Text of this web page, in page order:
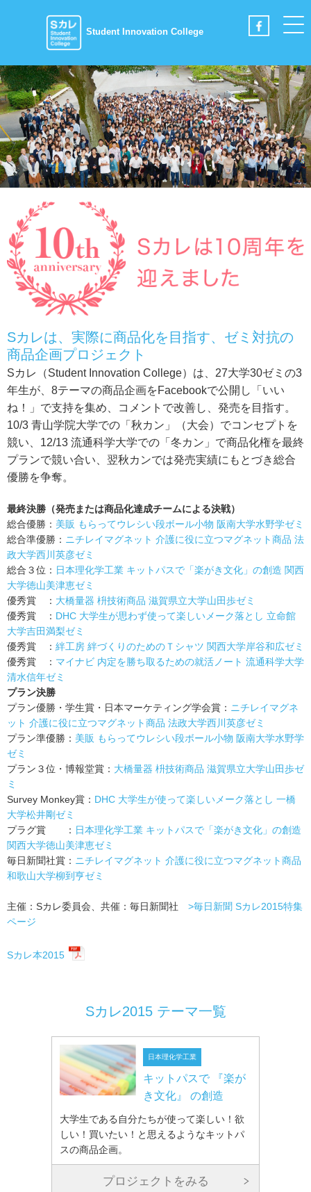
Student Innovation College
Sカレは、実際に商品化を目指す、ゼミ対抗の
商品企画プロジェクト
Sカレ（Student Innovation College）は、27大学30ゼミの3
年生が、8テーマの商品企画をFacebookで公開し「いい
ね！」で支持を集め、コメントで改善し、発売を目指す。
10/3 青山学院大学での「秋カン」（大会）でコンセプトを
競い、12/13 流通科学大学での「冬カン」で商品化権を最終
プランで競い合い、翌秋カンでは発売実績にもとづき総合
優勝を争奪。
最終決勝（発売または商品化達成チームによる決戦）
総合優勝： 美販 もらってウレシい段ボール小物 阪南大学水野学ゼミ
総合準優勝： ニチレイマグネット 介護に役に立つマグネット商品 法
政大学西川英彦ゼミ
総合３位： 日本理化学工業 キットパスで「楽がき文化」の創造 関西
大学徳山美津恵ゼミ
優秀賞 ： 大橋量器 枡技術商品 滋賀県立大学山田歩ゼミ
優秀賞 ： DHC 大学生が思わず使って楽しいメーク落とし 立命館
大学吉田満梨ゼミ
優秀賞 ： 絆工房 絆づくりのためのＴシャツ 関西大学岸谷和広ゼミ
優秀賞 ： マイナビ 内定を勝ち取るための就活ノート 流通科学大学
清水信年ゼミ
プラン決勝
プラン優勝・学生賞・日本マーケティング学会賞： ニチレイマグネ
ット 介護に役に立つマグネット商品 法政大学西川英彦ゼミ
プラン準優勝： 美販 もらってウレシい段ボール小物 阪南大学水野学
ゼミ
プラン３位・博報堂賞： 大橋量器 枡技術商品 滋賀県立大学山田歩ゼ
ミ
Survey Monkey賞： DHC 大学生が使って楽しいメーク落とし 一橋
大学松井剛ゼミ
プラグ賞 ： 日本理化学工業 キットパスで「楽がき文化」の創造
関西大学徳山美津恵ゼミ
毎日新聞社賞： ニチレイマグネット 介護に役に立つマグネット商品
和歌山大学柳到亨ゼミ
主催：Sカレ委員会、共催：毎日新聞社 >毎日新聞 Sカレ2015特集
ページ
Sカレ本2015
Sカレ2015 テーマ一覧
日本理化学工業
キットパスで 『楽が
き文化』 の創造
大学生である自分たちが使って楽しい！欲
しい！買いたい！と思えるようなキットパ
スの商品企画。
プロジェクトをみる